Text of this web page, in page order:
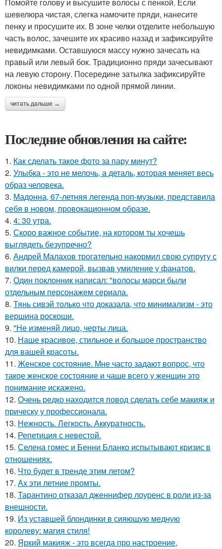
Помойте голову и высушите волосы с пенкой. Если
шевелюра чистая, слегка намочите пряди, нанесите
пенку и просушите их. В зоне челки отделите небольшую
часть волос, зачешите их красиво назад и зафиксируйте
невидимками. Оставшуюся массу нужно зачесать на
правый или левый бок. Традиционно пряди зачесывают
на левую сторону. Посередине затылка зафиксируйте
локоны невидимками по одной прямой линии.
читать дальше →
Последние обновления на сайте:
1. Как сделать такое фото за пару минут?
2. Улыбка - это не мелочь, а деталь, которая меняет весь
образ человека.
3. Мадонна, 67-летняя легенда поп-музыки, представила
себя в новом, провокационном образе.
4. 4: 30 утра.
5. Скоро важное событие, на котором ты хочешь
выглядеть безупречно?
6. Андрей Малахов трогательно накормил свою супругу с
вилки перед камерой, вызвав умиление у фанатов.
7. Один поклонник написал: "волосы марси были
отдельным персонажем сериала.
8. Тянь сивэй только что доказала, что минимализм - это
вершина роскоши.
9. "Не изменяй лицо, черты лица.
10. Наше красивое, стильное и большое пространство
для вашей красоты.
11. Женское состояние. Мне часто задают вопрос, что
такое женское состояние и чаще всего у женщин это
понимание искажено.
12. Очень редко находится повод сделать себе макияж и
прическу у профессионала.
13. Нежность. Легкость. Аккуратность.
14. Репетиция с невестой.
15. Селена гомес и Бенни Бланко испытывают кризис в
отношениях.
16. Что будет в тренде этим летом?
17. Ах эти летние промты.
18. Тарантино отказал дженнифер лоуренс в роли из-за
внешности.
19. Из уставшей блондинки в сияющую медную
королеву: магия стиля!
20. Яркий макияж - это всегда про настроение,